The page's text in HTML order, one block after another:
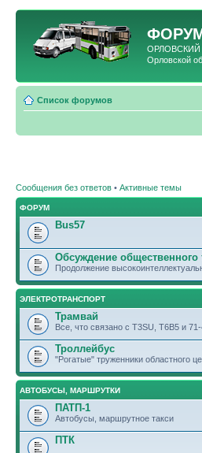
ОРЛОВСКИЙ
Орловской
Список форумов
Сообщения без ответов • Активные темы
ФОРУМ
Bus57
Обсуждение общественного
Продолжение
ЭЛЕКТРОТРАНСПОРТ
Трамвай
Все, что связано с T3SU, T6B5 и
Троллейбус
"Рогатые" труженники областного
АВТОБУСЫ, МАРШРУТКИ
ПАТП-1
Автобусы, маршрутное такси
ПТК